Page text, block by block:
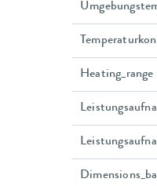
Heating_range